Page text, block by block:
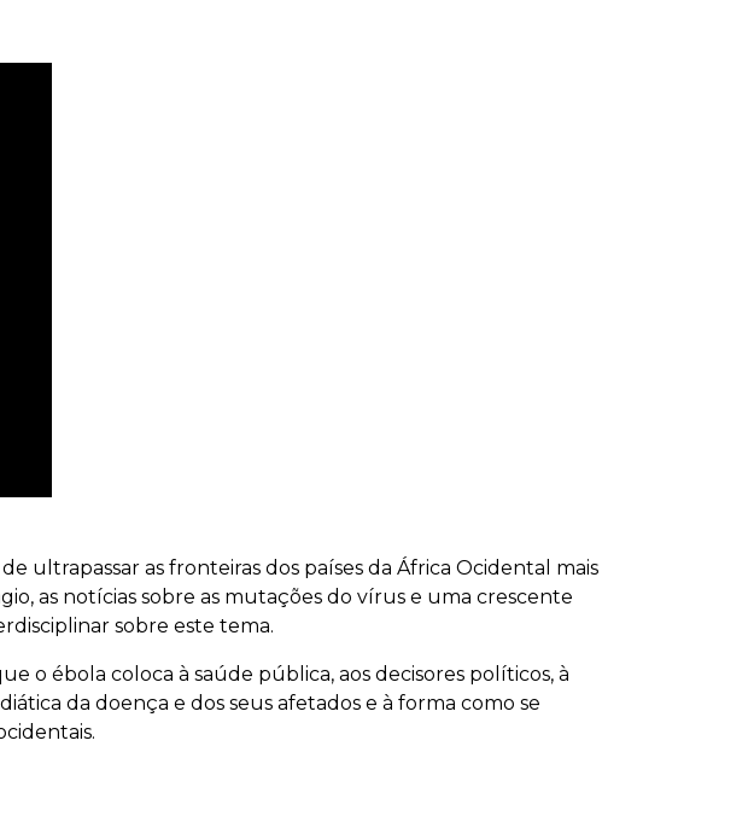
ultrapassar as fronteiras dos países da África Ocidental mais
as notícias sobre as mutações do vírus e uma crescente
sobre este tema.
o ébola coloca à saúde pública, aos decisores políticos, à
da doença e dos seus afetados e à forma como se